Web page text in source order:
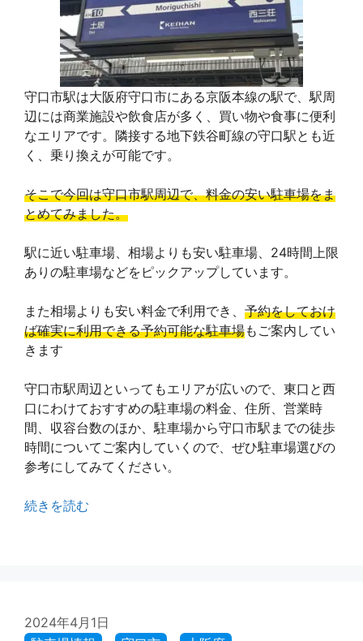
守口市駅は大阪府守口市にある京阪本線の駅で、駅周
辺には商業施設や飲食店が多く、買い物や食事に便利
なエリアです。隣接する地下鉄谷町線の守口駅とも近
く、乗り換えが可能です。
そこで今回は守口市駅周辺で、料金の安い駐車場をま
とめてみました。
駅に近い駐車場、相場よりも安い駐車場、24時間上限
ありの駐車場などをピックアップしています。
また相場よりも安い料金で利用でき、 予約をしておけ
ば確実に利用できる予約可能な駐車場もご案内してい
きます
守口市駅周辺といってもエリアが広いので、東口と西
口にわけておすすめの駐車場の料金、住所、営業時
間、収容台数のほか、駐車場から守口市駅までの徒歩
時間についてご案内していくので、ぜひ駐車場選びの
参考にしてみてください。
続きを読む
2024年4月1日